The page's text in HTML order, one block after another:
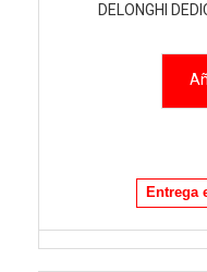
DELONGHI
Entrega